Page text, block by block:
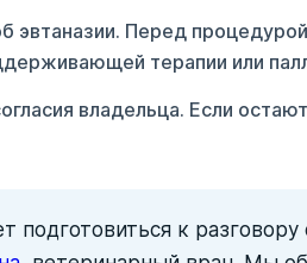
эвтаназии. Перед
терапии или
владельца. Если
подготовиться к